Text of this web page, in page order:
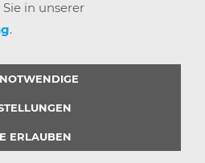
PARTNERPROGRAMM
WIDERRUF BUTTON
POINT GMBH
in unserer
.
ERLAUBEN